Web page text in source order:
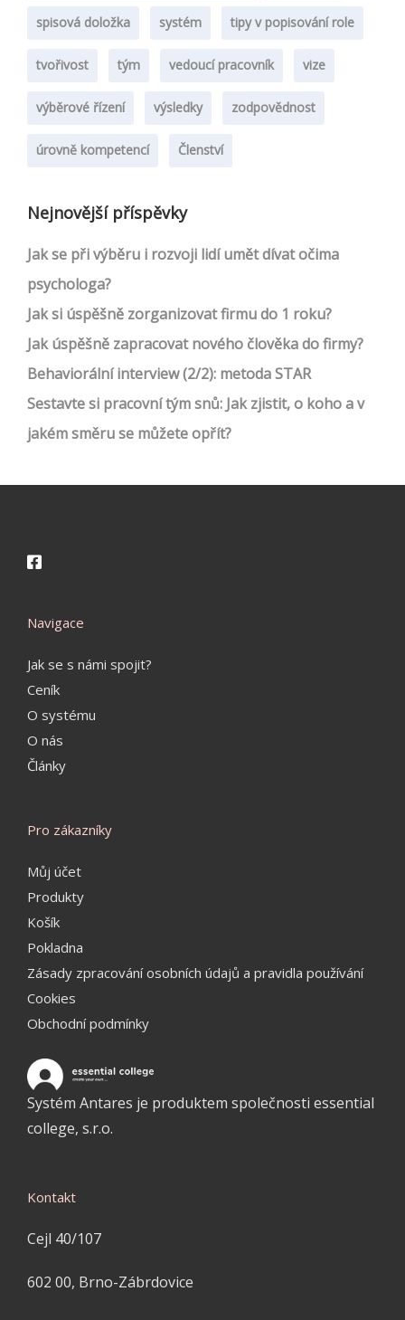
spisová doložka systém tipy v popisování role
tvořivost tým vedoucí pracovník vize
výběrové řízení výsledky zodpovědnost
úrovně kompetencí Členství
Nejnovější příspěvky
Jak se při výběru i rozvoji lidí umět dívat očima
psychologa?
Jak si úspěšně zorganizovat firmu do 1 roku?
Jak úspěšně zapracovat nového člověka do firmy?
Behaviorální interview (2/2): metoda STAR
Sestavte si pracovní tým snů: Jak zjistit, o koho a v
jakém směru se můžete opřít?
Navigace
Jak se s námi spojit?
Ceník
O systému
O nás
Články
Pro zákazníky
Můj účet
Produkty
Košík
Pokladna
Zásady zpracování osobních údajů a pravidla používání
Cookies
Obchodní podmínky
Systém Antares je produktem společnosti essential
college, s.r.o.
Kontakt
Cejl 40/107
602 00, Brno-Zábrdovice